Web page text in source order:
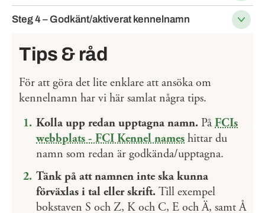
Steg 4 – Godkänt/aktiverat kennelnamn
Tips & råd
För att göra det lite enklare att ansöka om
kennelnamn har vi här samlat några tips.
Kolla upp redan upptagna namn. På FCIs
webbplats - FCI Kennel names hittar du
namn som redan är godkända/upptagna.
Tänk på att namnen inte ska kunna
förväxlas i tal eller skrift. Till exempel
bokstaven S och Z, K och C, E och Ä, samt Å